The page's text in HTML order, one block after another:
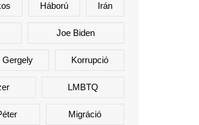
Háború Irán
Joe Biden
Gergely Korrupció
LMBTQ
Migráció